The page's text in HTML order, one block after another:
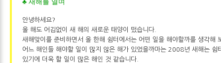
♣ 새해를 열며
안녕하세요?
올 해도 어김없이 새 해의 새로운 태양이 떴습니다.
새해맞이를 준비하면서 올 한해 쉼터에서는 어떤 일을 해야할까를 생각해
어느 해인들 해야할 일이 많지 않은 해가 있었을까마는 2008년 새해는 쉼
있기에 더욱 할 일이 많은 해인 것 같습니다.